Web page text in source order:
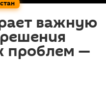
важную
проблем —